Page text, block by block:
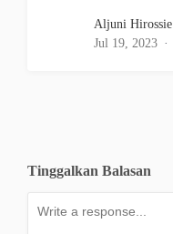
Aljuni Hirossie
Jul 19, 2023
Tinggalkan Balasan